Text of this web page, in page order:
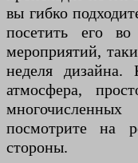
вы гибко
посетить его
мероприятий,
неделя дизайна.
атмосфера,
посмотрите на
стороны.